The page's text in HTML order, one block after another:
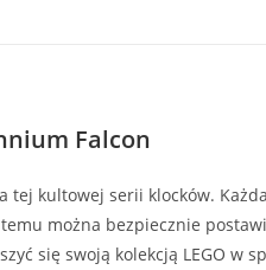
Falcon
kultowej serii klocków.
można bezpiecznie
się swoją kolekcją LEGO w